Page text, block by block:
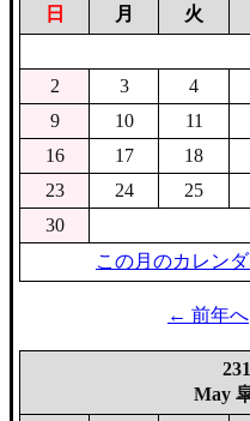
日
月 火
2
3 4
9
10 11
16
17 18
23
24 25
30
この月のカレン
← 前年へ
May